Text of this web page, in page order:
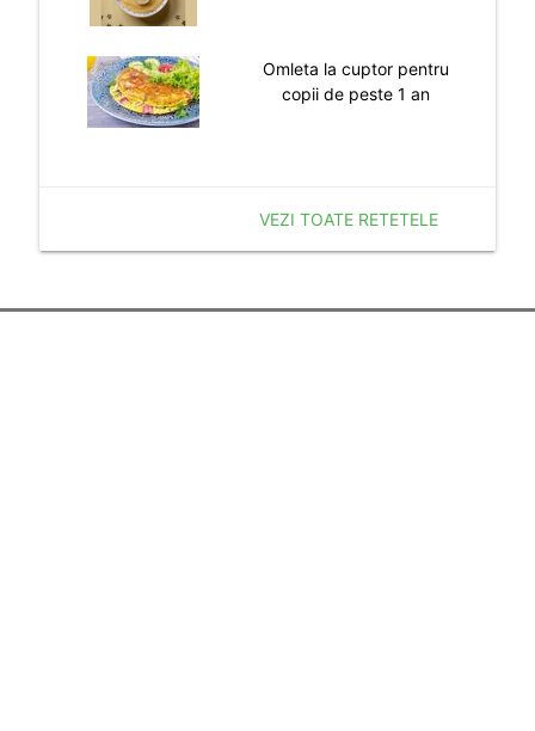
Omleta la cuptor pentru
copii de peste 1 an
VEZI TOATE RETETELE